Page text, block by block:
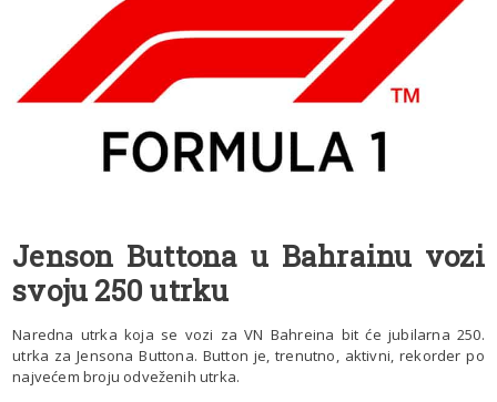
Jenson Buttona u Bahrainu vozi
svoju 250 utrku
Naredna utrka koja se vozi za VN Bahreina bit će jubilarna 250.
utrka za Jensona Buttona. Button je, trenutno, aktivni, rekorder po
najvećem broju odveženih utrka.